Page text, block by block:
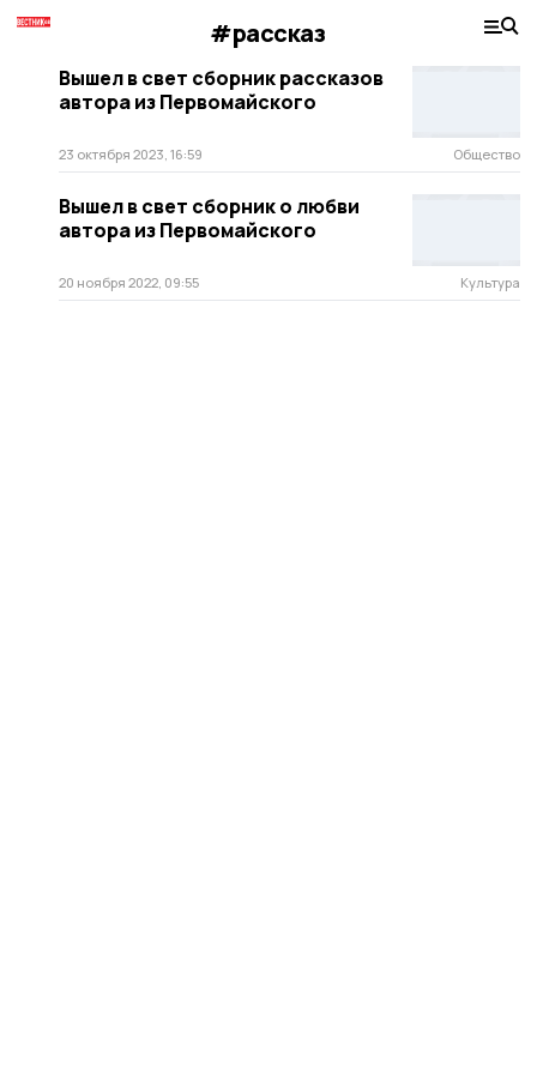
#рассказ
Вышел в свет сборник рассказов
автора из Первомайского
23 октября 2023, 16:59 Общество
Вышел в свет сборник о любви
автора из Первомайского
20 ноября 2022, 09:55 Культура